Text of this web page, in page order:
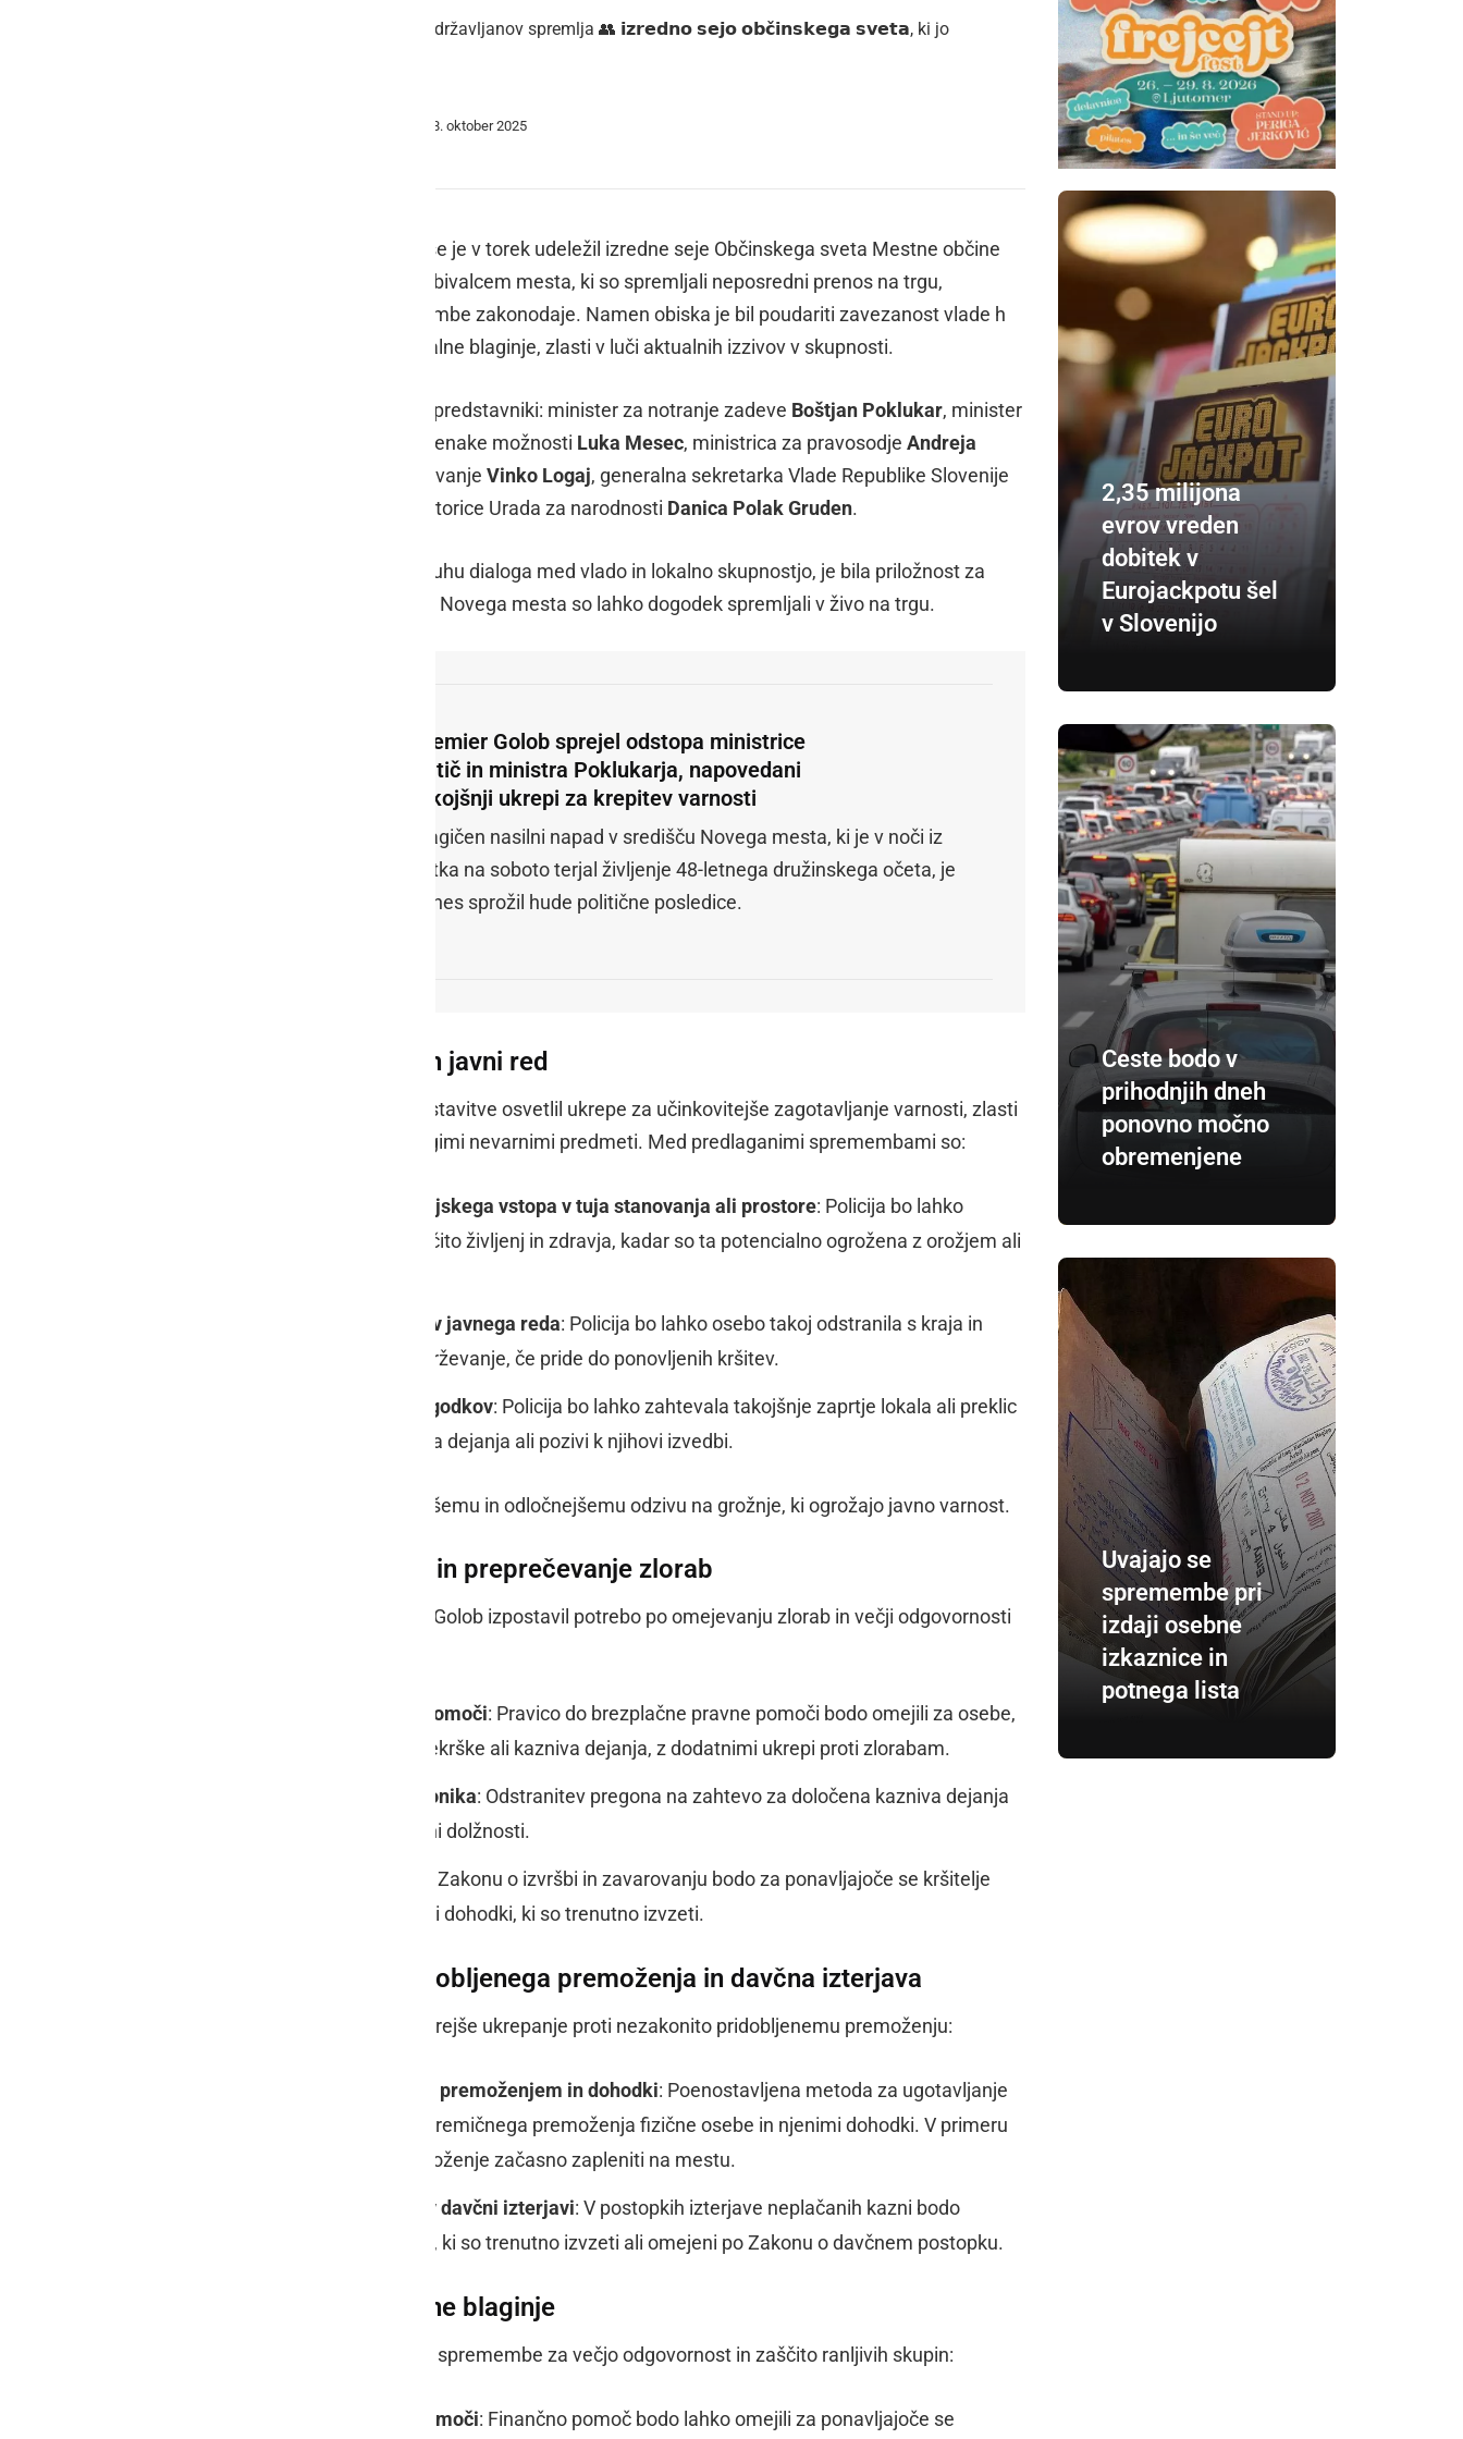
Na Glavnem trgu množica državljank in državljanov spremlja 👥 𝗶𝘇𝗿𝗲𝗱𝗻𝗼 𝘀𝗲𝗷𝗼 𝗼𝗯𝗰̌𝗶𝗻𝘀𝗸𝗲𝗴𝗮 𝘀𝘃𝗲𝘁𝗮, ki jo
Torek, 28. oktober 2025
se je v torek udeležil izredne seje Občinskega sveta Mestne občine
Novo mesto, kjer je navzočim in prebivalcem mesta, ki so spremljali neposredni prenos na trgu,
predstavil ključne ukrepe in spremembe zakonodaje. Namen obiska je bil poudariti zavezanost vlade h
krepitvi varnosti, pravosodja in socialne blaginje, zlasti v luči aktualnih izzivov v skupnosti.
Premiera so spremljali visoki vladni predstavniki: minister za notranje zadeve Boštjan Poklukar, minister
za delo, družino, socialne zadeve in enake možnosti Luka Mesec, ministrica za pravosodje Andreja
, minister za vzgojo in izobraževanje Vinko Logaj, generalna sekretarka Vlade Republike Slovenije
ter v.d. direktorice Urada za narodnosti Danica Polak Gruden.
Seja, ki je potekala v simboličnem duhu dialoga med vlado in lokalno skupnostjo, je bila priložnost za
neposreden stik z občani. Prebivalci Novega mesta so lahko dogodek spremljali v živo na trgu.
Premier Golob sprejel odstopa ministrice
Katič in ministra Poklukarja, napovedani
takojšnji ukrepi za krepitev varnosti
Tragičen nasilni napad v središču Novega mesta, ki je v noči iz
petka na soboto terjal življenje 48-letnega družinskega očeta, je
danes sprožil hude politične posledice.
Ključni ukrepi za varnost in javni red
Premier Golob je v prvem delu predstavitve osvetlil ukrepe za učinkovitejše zagotavljanje varnosti, zlasti
v primerih groženj z orožjem ali drugimi nevarnimi predmeti. Med predlaganimi spremembami so:
Učinkovitejša regulacija policijskega vstopa v tuja stanovanja ali prostore: Policija bo lahko
izvedla varnostni ukrep za zaščito življenj in zdravja, kadar so ta potencialno ogrožena z orožjem ali
Takojšnja odstranitev motilcev javnega reda: Policija bo lahko osebo takoj odstranila s kraja in
prepovedala njen vstop ali zadrževanje, če pride do ponovljenih kršitev.
Zaprtje prizorišč in preklic dogodkov: Policija bo lahko zahtevala takojšnje zaprtje lokala ali preklic
zbiranja, če se dogajajo kazniva dejanja ali pozivi k njihovi izvedbi.
Ti ukrepi predstavljajo korak k hitrejšemu in odločnejšemu odzivu na grožnje, ki ogrožajo javno varnost.
Spremembe v pravosodju in preprečevanje zlorab
V delu, namenjenem pravosodju, je Golob izpostavil potrebo po omejevanju zlorab in večji odgovornosti
Omejitev brezplačne pravne pomoči: Pravico do brezplačne pravne pomoči bodo omejili za osebe,
ki ponavljajočo se zagrešijo prekrške ali kazniva dejanja, z dodatnimi ukrepi proti zlorabam.
Sprememba Kazenskega zakonika: Odstranitev pregona na zahtevo za določena kazniva dejanja
– pregone bodo vodili po uradni dolžnosti.
: Po Zakonu o izvršbi in zavarovanju bodo za ponavljajoče se kršitelje
podvrženi izterjavi tudi nekateri dohodki, ki so trenutno izvzeti.
Zaplemba nezakonito pridobljenega premoženja in davčna izterjava
Vlada predlaga poenostavitve za hitrejše ukrepanje proti nezakonito pridobljenemu premoženju:
Preverjanje neskladnosti med premoženjem in dohodki: Poenostavljena metoda za ugotavljanje
neskladnosti med vrednostjo premičnega premoženja fizične osebe in njenimi dohodki. V primeru
neskladnosti bo mogoče premoženje začasno zapleniti na mestu.
Dostop do izvzetih dohodkov v davčni izterjavi: V postopkih izterjave neplačanih kazni bodo
omogočili dostop do dohodkov, ki so trenutno izvzeti ali omejeni po Zakonu o davčnem postopku.
Ukrepi na področju socialne blaginje
V socialnem sektorju so predvidene spremembe za večjo odgovornost in zaščito ranljivih skupin:
Omejitev finančne socialne pomoči: Finančno pomoč bodo lahko omejili za ponavljajoče se
2,35 milijona
evrov vreden
dobitek v
Eurojackpotu šel
v Slovenijo
Ceste bodo v
prihodnjih dneh
ponovno močno
obremenjene
Uvajajo se
spremembe pri
izdaji osebne
izkaznice in
potnega lista